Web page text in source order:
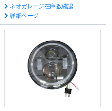
ネオガレージ在庫数確認
詳細ページ